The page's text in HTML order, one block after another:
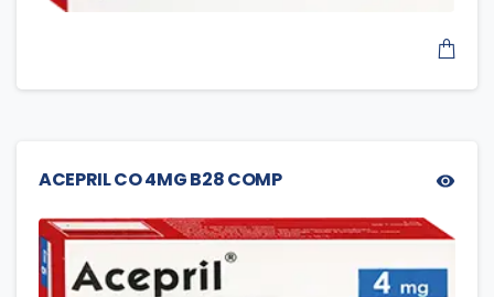
ACEPRIL CO 4MG B28 COMP